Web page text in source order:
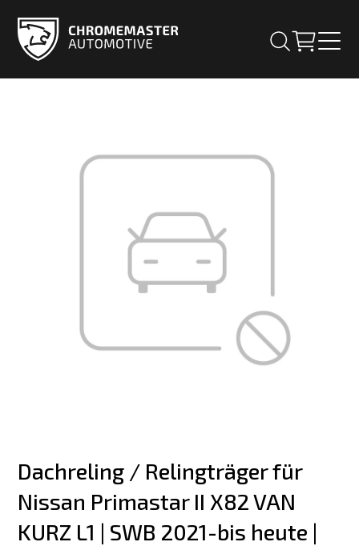
Dachreling / Relingträger für
Nissan Primastar II X82 VAN
KURZ L1 | SWB 2021-bis heute |